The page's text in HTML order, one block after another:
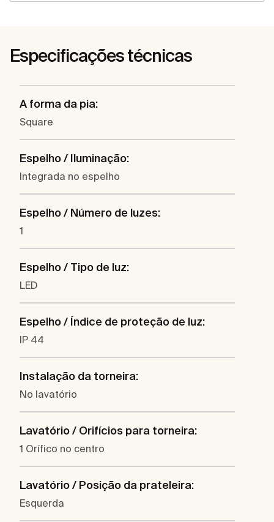
Especificações técnicas
A forma da pia:
Square
Espelho / Iluminação:
Integrada no espelho
Espelho / Número de luzes:
1
Espelho / Tipo de luz:
LED
Espelho / Índice de proteção de luz:
IP 44
Instalação da torneira:
No lavatório
Lavatório / Orifícios para torneira:
1 Orífico no centro
Lavatório / Posição da prateleira:
Esquerda